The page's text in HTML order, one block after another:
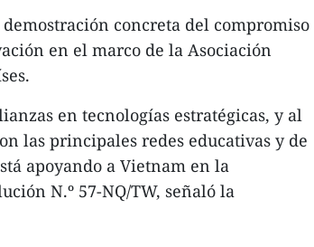
concreta del compromiso
en el marco de la Asociación
en tecnologías estratégicas, y al
las principales redes educativas y de
apoyando a Vietnam en la
N.º 57-NQ/TW, señaló la